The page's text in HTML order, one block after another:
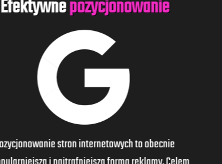
pozycjonowanie
stron internetowych to obecnie